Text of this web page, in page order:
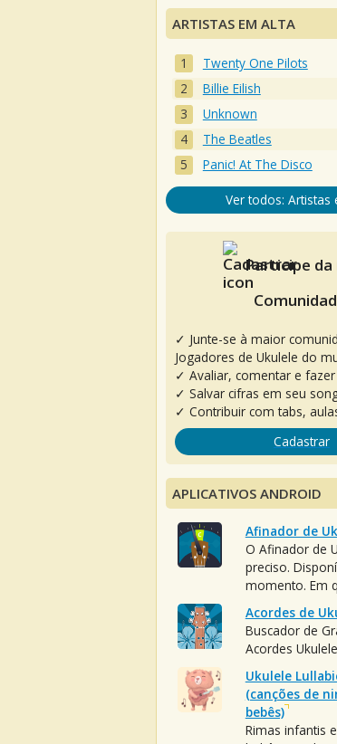
ARTISTAS EM ALTA
Twenty One Pilots
Billie Eilish
Unknown
The Beatles
Panic! At The Disco
Ver todos: Artistas
Participe da
✓ Junte-se à maior
Jogadores de Ukulele do
✓ Avaliar, comentar e
✓ Salvar cifras em seu
✓ Contribuir com tabs,
Cadastrar
APLICATIVOS ANDROID
Afinador de
O Afinador de
preciso.
momento. Em
Acordes de
Buscador de
Acordes Ukulele
Ukulele
(canções de
bebês)
Rimas infantis